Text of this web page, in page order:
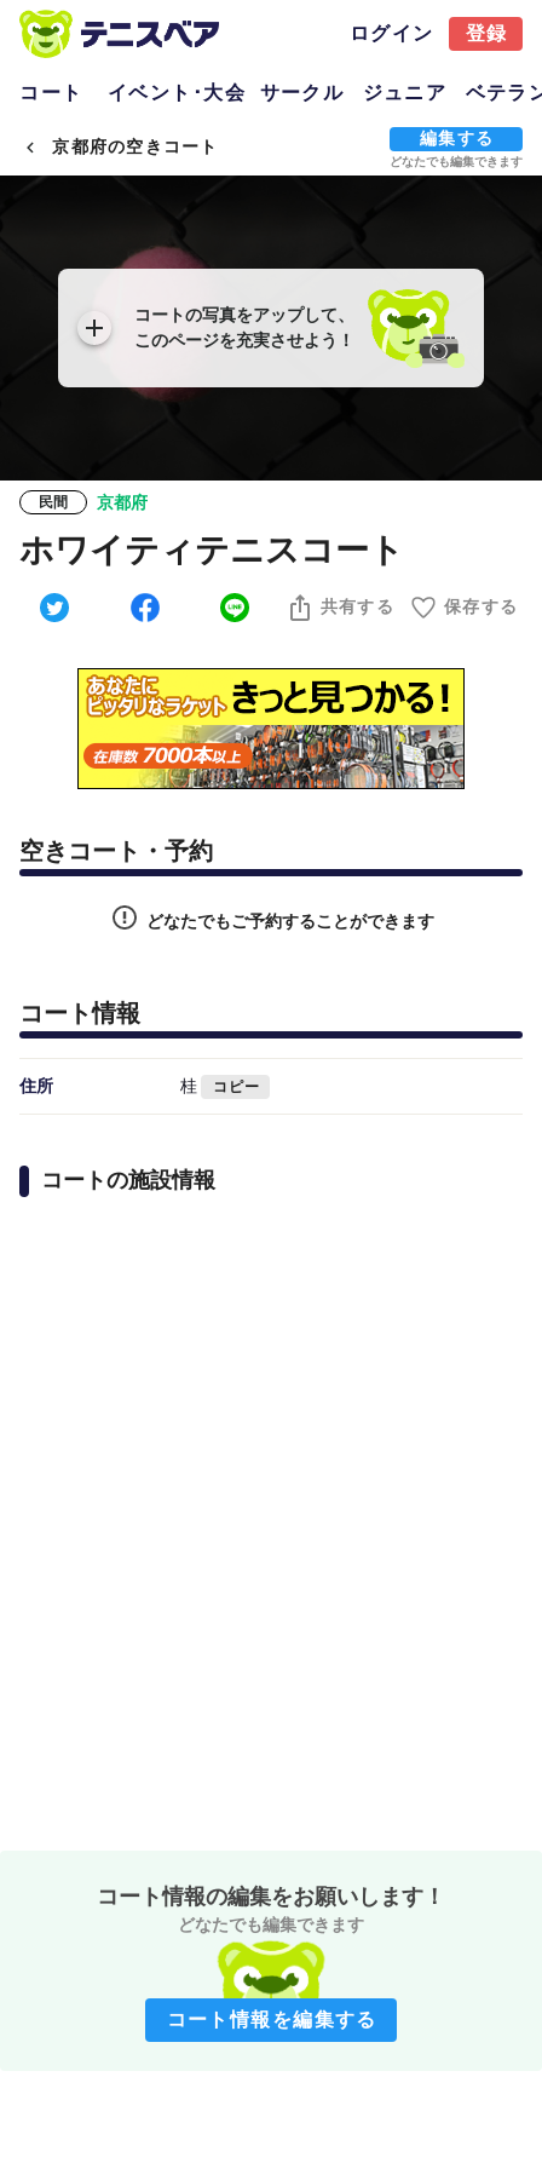
ログイン 登録
コート イベント･大会 サークル ジュニア ベテラ
京都府の空きコート 編集する
どなたでも編集できます
コートの写真をアップして、
このページを充実させよう！
民間 京都府
ホワイティテニスコート
共有する 保存する
空きコート・予約
どなたでもご予約することができます
コート情報
住所 桂 コピー
コートの施設情報
コート情報の編集をお願いします！
どなたでも編集できます
コート情報を編集する